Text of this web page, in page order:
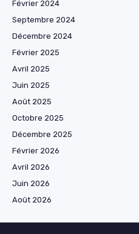
Février 2024
Septembre 2024
Décembre 2024
Février 2025
Avril 2025
Juin 2025
Août 2025
Octobre 2025
Décembre 2025
Février 2026
Avril 2026
Juin 2026
Août 2026